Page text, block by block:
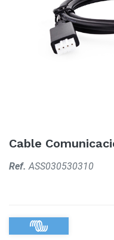
Cable
Ref. ASS030530310